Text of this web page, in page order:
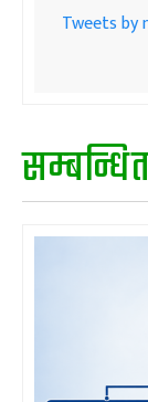
Tweets by